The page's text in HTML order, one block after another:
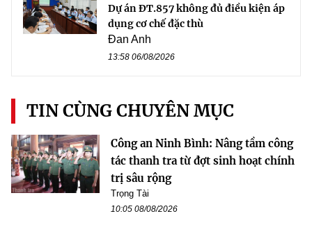
Dự án ĐT.857 không đủ điều kiện áp
dụng cơ chế đặc thù
Đan Anh
13:58 06/08/2026
TIN CÙNG CHUYÊN MỤC
Công an Ninh Bình: Nâng tầm công
tác thanh tra từ đợt sinh hoạt chính
trị sâu rộng
Trọng Tài
10:05 08/08/2026